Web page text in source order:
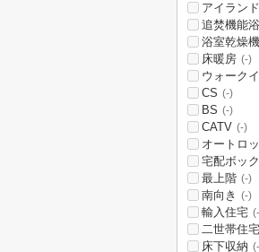
アイラン
追焚機能
浴室乾燥機
床暖房 (-)
ウォーク
CS (-)
BS (-)
CATV (-)
オートロ
宅配ボッ
最上階 (-)
南向き (-)
輸入住宅
二世帯住宅
床下収納